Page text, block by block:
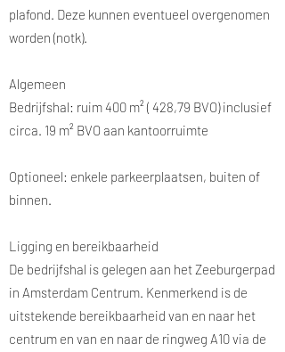
plafond. Deze kunnen eventueel overgenomen
worden (notk).
Algemeen
Bedrijfshal: ruim 400 m² ( 428,79 BVO) inclusief
circa. 19 m² BVO aan kantoorruimte
Optioneel: enkele parkeerplaatsen, buiten of
binnen.
Ligging en bereikbaarheid
De bedrijfshal is gelegen aan het Zeeburgerpad
in Amsterdam Centrum. Kenmerkend is de
uitstekende bereikbaarheid van en naar het
centrum en van en naar de ringweg A10 via de